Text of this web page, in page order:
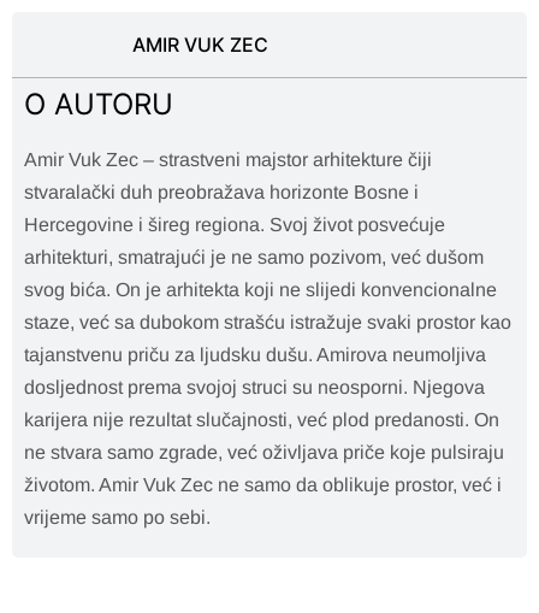
AMIR VUK ZEC
O AUTORU
Amir Vuk Zec – strastveni majstor arhitekture čiji
stvaralački duh preobražava horizonte Bosne i
Hercegovine i šireg regiona. Svoj život posvećuje
arhitekturi, smatrajući je ne samo pozivom, već dušom
svog bića. On je arhitekta koji ne slijedi konvencionalne
staze, već sa dubokom strašću istražuje svaki prostor kao
tajanstvenu priču za ljudsku dušu. Amirova neumoljiva
dosljednost prema svojoj struci su neosporni. Njegova
karijera nije rezultat slučajnosti, već plod predanosti. On
ne stvara samo zgrade, već oživljava priče koje pulsiraju
životom. Amir Vuk Zec ne samo da oblikuje prostor, već i
vrijeme samo po sebi.